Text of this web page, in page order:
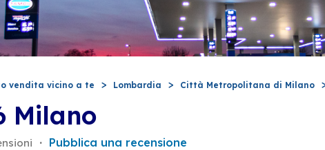
vendita vicino a te Lombardia Città Metropolitana di Milano
Milano
Pubblica una recensione